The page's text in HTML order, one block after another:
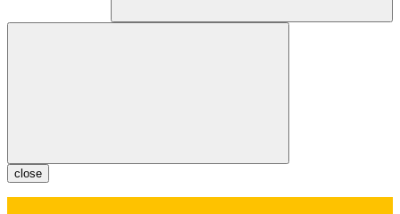
close